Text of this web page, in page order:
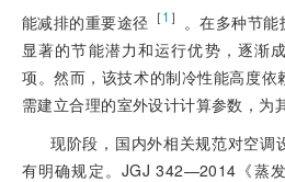
能减排的重要途径 ［1 ］
。在多种节
显著的节能潜力和运行优势，逐渐
项。然而，该技术的制冷性能高度依
需建立合理的室外设计计算参数，为
现阶段，国内外相关规范对空调
有明确规定。JGJ 342—2014《蒸